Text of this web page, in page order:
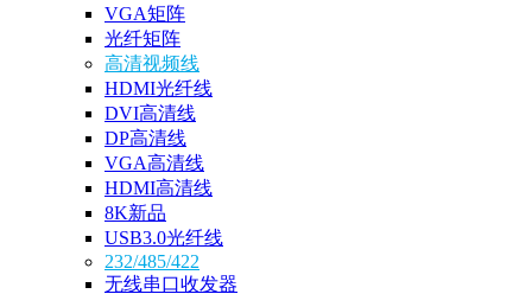
VGA矩阵
光纤矩阵
高清视频线
HDMI光纤线
DVI高清线
DP高清线
VGA高清线
HDMI高清线
8K新品
USB3.0光纤线
232/485/422
无线串口收发器